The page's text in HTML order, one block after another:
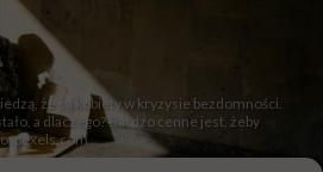
że są kobiety w kryzysie bezdomności.
a dlaczego? Bardzo cenne jest, żeby
pexels.com